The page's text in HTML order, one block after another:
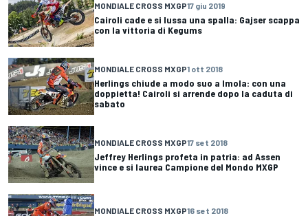
MONDIALE CROSS MXGP17 giu 2019
Cairoli cade e si lussa una spalla: Gajser scappa
con la vittoria di Kegums
MONDIALE CROSS MXGP1 ott 2018
Herlings chiude a modo suo a Imola: con una
doppietta! Cairoli si arrende dopo la caduta di
sabato
MONDIALE CROSS MXGP17 set 2018
Jeffrey Herlings profeta in patria: ad Assen
vince e si laurea Campione del Mondo MXGP
MONDIALE CROSS MXGP16 set 2018